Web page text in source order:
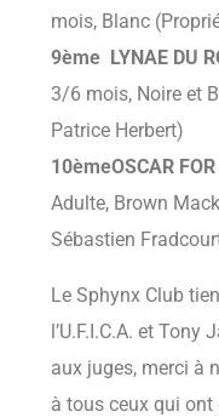
mois, Blanc
9ème LYNAE DU
3/6 mois, Noire et
Patrice Herbert)
10èmeOSCAR
Adulte, Brown
Sébastien
Le Sphynx Club
l’U.F.I.C.A. et
aux juges, merci à
à tous ceux qui